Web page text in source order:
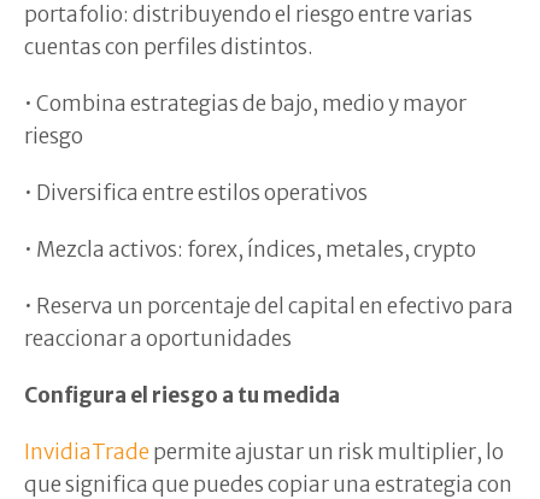
portafolio: distribuyendo el riesgo entre varias
cuentas con perfiles distintos.
• Combina estrategias de bajo, medio y mayor
riesgo
• Diversifica entre estilos operativos
• Mezcla activos: forex, índices, metales, crypto
• Reserva un porcentaje del capital en efectivo para
reaccionar a oportunidades
Configura el riesgo a tu medida
InvidiaTrade permite ajustar un risk multiplier, lo
que significa que puedes copiar una estrategia con